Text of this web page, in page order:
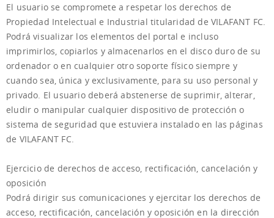
El usuario se compromete a respetar los derechos de
Propiedad Intelectual e Industrial titularidad de VILAFANT FC.
Podrá visualizar los elementos del portal e incluso
imprimirlos, copiarlos y almacenarlos en el disco duro de su
ordenador o en cualquier otro soporte físico siempre y
cuando sea, única y exclusivamente, para su uso personal y
privado. El usuario deberá abstenerse de suprimir, alterar,
eludir o manipular cualquier dispositivo de protección o
sistema de seguridad que estuviera instalado en las páginas
de VILAFANT FC.
Ejercicio de derechos de acceso, rectificación, cancelación y
oposición
Podrá dirigir sus comunicaciones y ejercitar los derechos de
acceso, rectificación, cancelación y oposición en la dirección